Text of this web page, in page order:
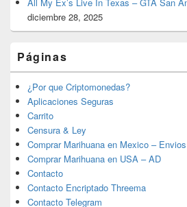
diciembre 28, 2025
Páginas
¿Por que Criptomonedas?
Aplicaciones Seguras
Carrito
Censura & Ley
Comprar Marihuana en Mexico –
Comprar Marihuana en USA – AD
Contacto
Contacto Encriptado Threema
Contacto Telegram